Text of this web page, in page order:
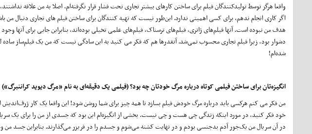
واقعا هرگز توسط تولیدکنندگان فیلم برای ساختن کارهای بیشتر تجاری تحت فشار قرار نگرفته‌ام. اصلا به من علاقه
اگر کاری انجام ندهم، برای کسی اهمیتی ندارد. این‌طور نیست که تهیه کنندگان برای ساختن فیلم های تجاری دنبال من
هدف من نبوده است. آنها فیلم‌های ژانری، فیلم‌های ترسناک، فیلم‌های علمی تخیلی بوده‌اند، بنابراین جایی برای آنها
دشوار بود، زیرا فیلم تجاری محسوب نمی‌شد. آنقدرها هم که فکر می کنید به این سادگی نیست که من یک فیلم‌ساز ساده
شده‌ام!
انگیزه‌تان برای ساختن فیلمی کوتاه درباره مرگ خودتان چه بود؟ (فیلمی یک دقیقه‌ای به نام «مرگ دیوید کراننبرگ»)
من فکر می کنم هرکسی باید درباره مرگ خودش فیلم بسازد تا همه چیز برای شما روشن شود! این واقعا یک کار
خود فکر کنید، در مورد اینکه زندگی چی هست و چی نیست. بخشی از انگیزه‌ام این بود که جسدی از من را برای یک سریال
در آن سریال من یک‌جور آدم بدجنسی بودم و در نهایت کشته می‌شوم و جسدم را در فریزر می‌گذارند. بنابراین جسد من